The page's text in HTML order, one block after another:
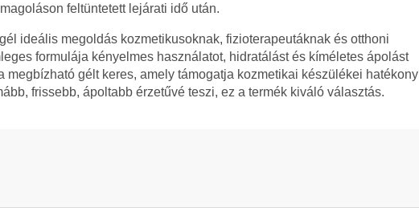
feltüntetett lejárati idő után.
ideális megoldás kozmetikusoknak, fizioterapeutáknak és otthoni
formulája kényelmes használatot, hidratálást és kíméletes ápolást
megbízható gélt keres, amely támogatja kozmetikai készülékei hatékony
frissebb, ápoltabb érzetűvé teszi, ez a termék kiváló választás.